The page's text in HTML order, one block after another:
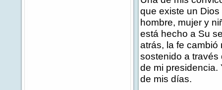
que existe un
hombre, mujer y
está hecho a Su
atrás, la fe cambió
sostenido a
de mi presidencia.
de mis días.